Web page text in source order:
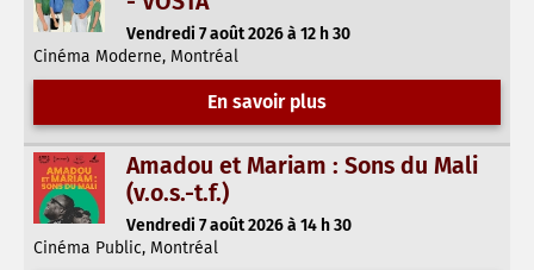
Vendredi 7 août 2026 à 12 h 30
Cinéma Moderne, Montréal
En savoir plus
Amadou et Mariam : Sons du Mali
(v.o.s.-t.f.)
Vendredi 7 août 2026 à 14 h 30
Cinéma Public, Montréal